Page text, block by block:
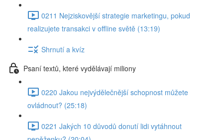
0211 Nejziskovější strategie marketingu, pokud
realizujete transakci v offline světě (13:19)
Shrnutí a kvíz
Psaní textů, které vydělávají miliony
0220 Jakou nejvýdělečnější schopnost můžete
ovládnout? (25:18)
0221 Jakých 10 důvodů donutí lidi vytáhnout